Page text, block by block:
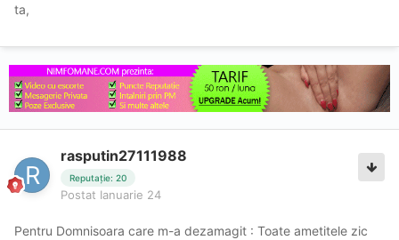
ta,
rasputin27111988
Reputație: 20
Postat Ianuarie 24
Pentru Domnisoara care m-a dezamagit : Toate ametitele zic